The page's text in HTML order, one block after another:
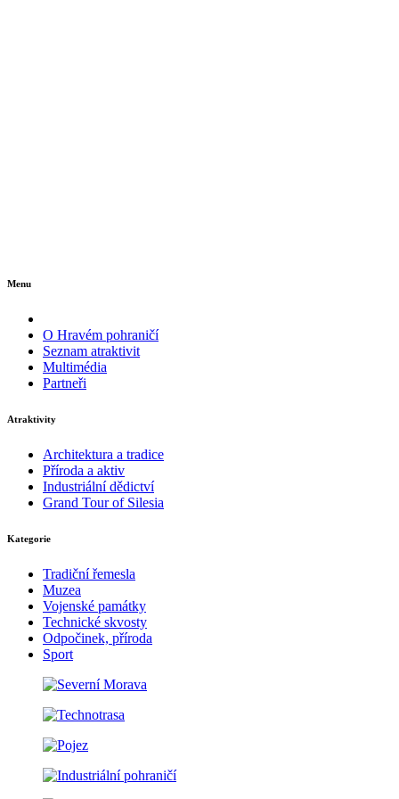
Menu
O Hravém pohraničí
Seznam atraktivit
Multimédia
Partneři
Atraktivity
Architektura a tradice
Příroda a aktiv
Industriální dědictví
Grand Tour of Silesia
Kategorie
Tradiční řemesla
Muzea
Vojenské památky
Technické skvosty
Odpočinek, příroda
Sport